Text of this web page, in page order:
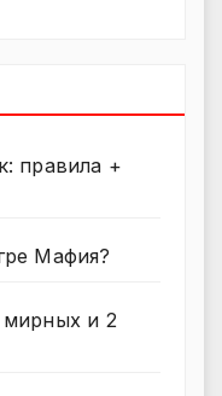
правила +
Мафия?
и 2